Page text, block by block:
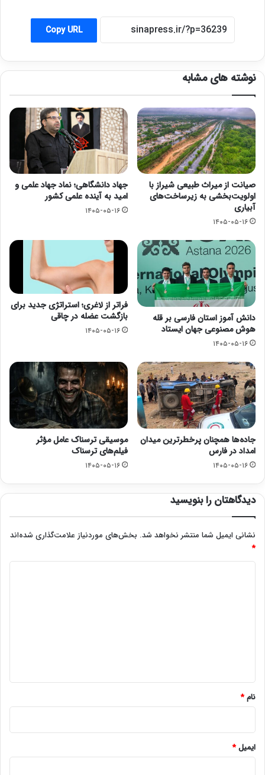
Copy URL
نوشته های مشابه
صیانت از میراث طبیعی شیراز با
اولویت‌بخشی به زیرساخت‌های
آبیاری
۱۴۰۵-۰۵-۱۶
جهاد دانشگاهی؛ نماد جهاد علمی و
امید به آینده علمی کشور
۱۴۰۵-۰۵-۱۶
دانش آموز استان فارسی بر قله
هوش مصنوعی جهان ایستاد
۱۴۰۵-۰۵-۱۶
فراتر از لاغری؛ استراتژی جدید برای
بازگشت عضله در چاقی
۱۴۰۵-۰۵-۱۶
جاده‌ها همچنان پرخطرترین میدان
امداد در فارس
۱۴۰۵-۰۵-۱۶
موسیقی ترسناک عامل مؤثر
فیلم‌های ترسناک
۱۴۰۵-۰۵-۱۶
دیدگاهتان را بنویسید
نشانی ایمیل شما منتشر نخواهد شد. بخش‌های موردنیاز علامت‌گذاری شده‌اند
*
نام*
ایمیل*